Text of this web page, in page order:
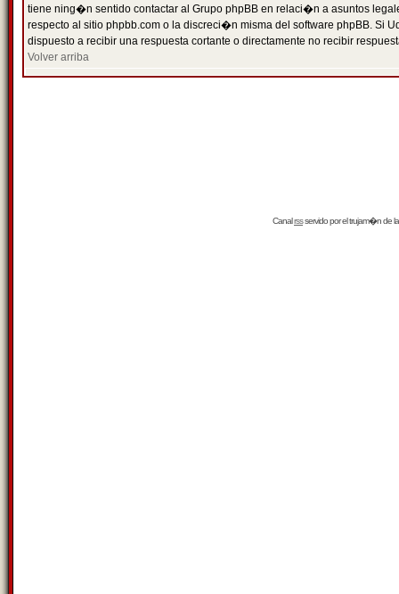
tiene ning�n sentido contactar al Grupo phpBB en relaci�n a asuntos
respecto al sitio phpbb.com o la discreci�n misma del software phpBB. Si
dispuesto a recibir una respuesta cortante o directamente no recibir
Volver arriba
Canalrssservido por eltrujam�nde